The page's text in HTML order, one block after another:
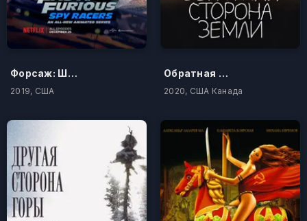
Форсаж: Шпионские гонки
2019, США
Обратная сторона Земли
2020, США Канада